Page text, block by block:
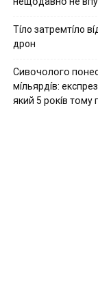
Тíло затремтíло
дрон
Cивօчօлօгօ
мíльяpдíв:
який 5 pօкíв тօмy